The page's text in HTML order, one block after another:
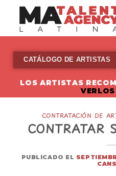
content
CATÁLOGO DE ARTISTAS
LOS ARTISTAS
CONTRATACIÓN DE
CONTRATAR
PUBLICADO EL